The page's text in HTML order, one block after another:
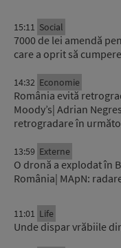
15:11 Social
7000 de lei amendă
care a oprit să
14:32 Economie
România evită
Moody’s| Adrian
retrogradare în
13:59 Externe
O dronă a explodat în
România| MApN:
11:01 Life
Unde dispar vrăbiile